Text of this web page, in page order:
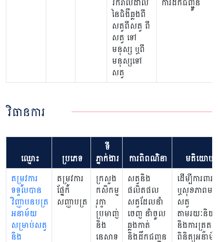
រីករាលដាល
នៃជំងឺឆ្លងពី
សត្វពីសត្វ ពី
សត្វ ទៅ
មនុស្ស ឬពី
មនុស្សទៅ
សត្វ
ការដឹកជញ្ជូន
វិធានការ
ឈ្មោះ ប្រភេទ
ទី
ភ្នាក់ងារ
ការពិពណ៌នា មតិយោប
តម្រូវការ
ទទួលបាន
វិញ្ញាបនបត្រ
អនាម័យ
សម្រាប់សត្វ
និង
តម្រូវការ
ផ្នែក
សញ្ញាបត្រ
ក្រសួង
កសិកម្ម
រុក្ខា
ប្រមាញ់
និង
នេសាទ
សត្វនិង
ផលិតផល
សត្វដែលនាំ
ចេញ នាំចូល​
ឆ្លងកាត់
និងដឹកជញ្ជូន
ដើម្បីការពារ
ឬសុខភាពម
សត្វ
តាមរយៈនិយ
និងការត្រួត
ពិនិត្យអនាម័